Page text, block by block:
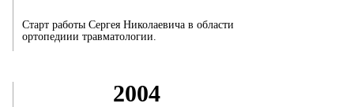
Старт работы Сергея Николаевича в области
ортопедиии травматологии.
2004